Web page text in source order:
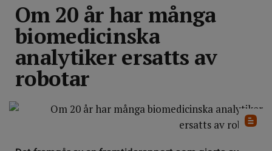
Om 20 år har många
biomedicinska
analytiker ersatts av
robotar